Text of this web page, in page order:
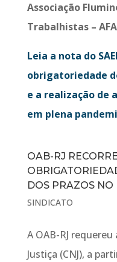
Associação
Trabalhistas –
Leia a nota do
obrigatoriedade
e a realização de
em plena
OAB-RJ
DOS PRAZOS
SINDICATO
A OAB-RJ
Justiça (CNJ), a